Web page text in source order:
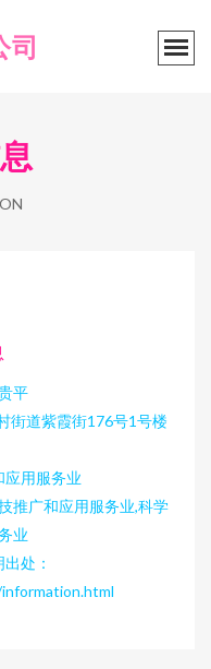
司
平
街道紫霞街176号1号楼
应用服务业
推广和应用服务业,科学
业
处：